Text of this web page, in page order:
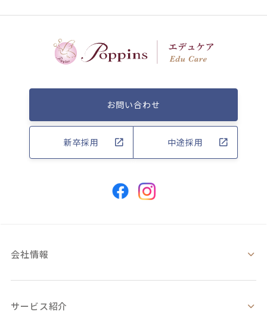
お問い合わせ
新卒採用 中途採用
会社情報
サービス紹介